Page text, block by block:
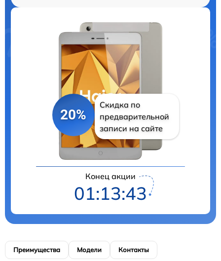
20%
Скидка по
предварительной
записи на сайте
Конец акции
01:13:43
Преимущества Модели Контакты